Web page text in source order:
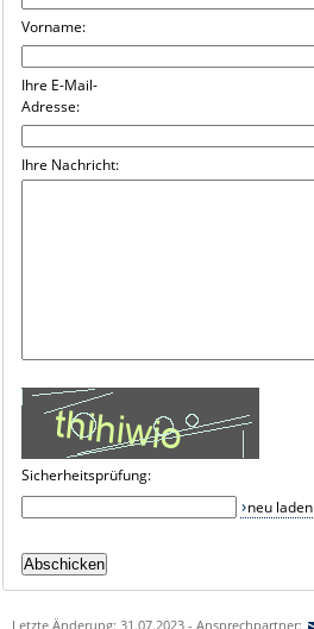
Vorname:
Ihre E-Mail-
Adresse:
Ihre Nachricht:
Sicherheitsprüfung:
neu laden
Letzte Änderung: 31.07.2023 - Ansprechpartner: